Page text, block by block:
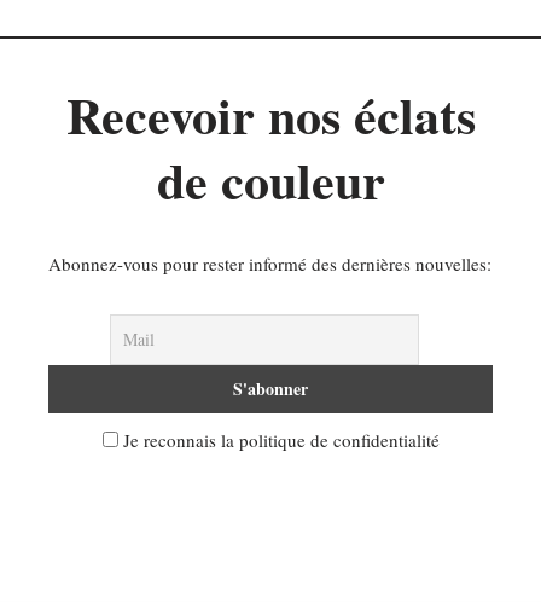
Recevoir nos éclats
de couleur
Abonnez-vous pour rester informé des dernières nouvelles:
Je reconnais la politique de confidentialité